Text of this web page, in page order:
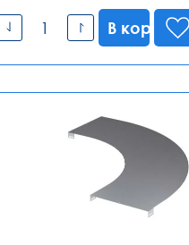
В корзину